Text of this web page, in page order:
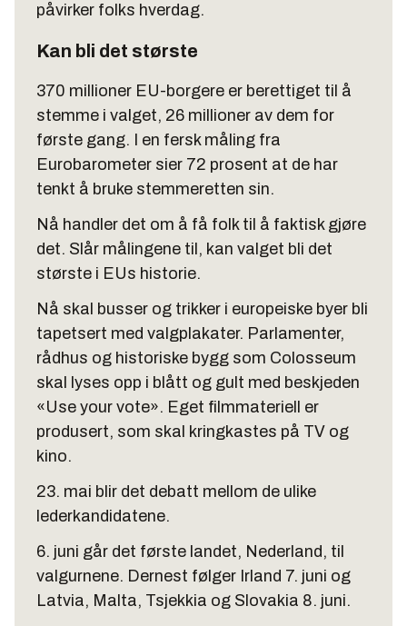
påvirker folks hverdag.
Kan bli det største
370 millioner EU-borgere er berettiget til å
stemme i valget, 26 millioner av dem for
første gang. I en fersk måling fra
Eurobarometer sier 72 prosent at de har
tenkt å bruke stemmeretten sin.
Nå handler det om å få folk til å faktisk gjøre
det. Slår målingene til, kan valget bli det
største i EUs historie.
Nå skal busser og trikker i europeiske byer bli
tapetsert med valgplakater. Parlamenter,
rådhus og historiske bygg som Colosseum
skal lyses opp i blått og gult med beskjeden
«Use your vote». Eget filmmateriell er
produsert, som skal kringkastes på TV og
kino.
23. mai blir det debatt mellom de ulike
lederkandidatene.
6. juni går det første landet, Nederland, til
valgurnene. Dernest følger Irland 7. juni og
Latvia, Malta, Tsjekkia og Slovakia 8. juni.